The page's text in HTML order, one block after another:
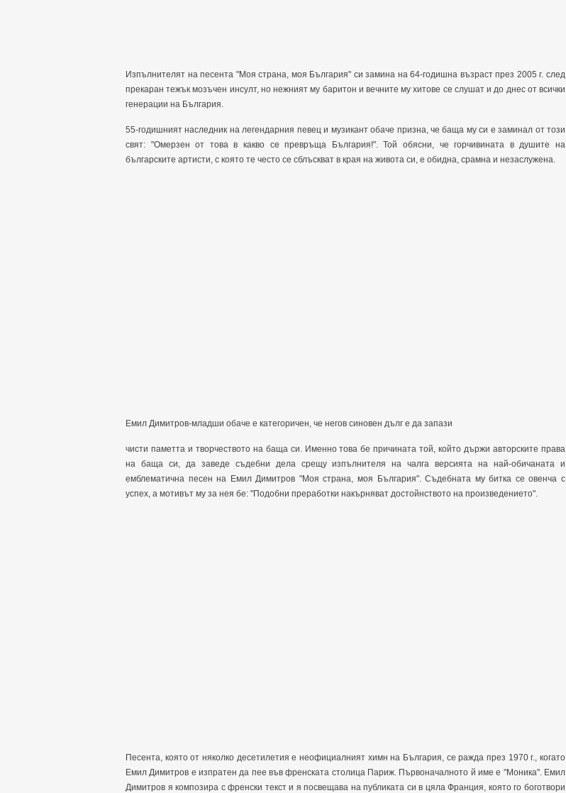
Изпълнителят на песента "Моя страна, моя България" си замина на 64-годишна възраст през 2005 г. след
прекаран тежък мозъчен инсулт, но нежният му баритон и вечните му хитове се слушат и до днес от всички
генерации на България.
55-годишният наследник на легендарния певец и музикант обаче призна, че баща му си е заминал от този
свят: "Омерзен от това в какво се превръща България!". Той обясни, че горчивината в душите на
българските артисти, с която те често се сблъскват в края на живота си, е обидна, срамна и незаслужена.
Емил Димитров-младши обаче е категоричен, че негов синовен дълг е да запази
чисти паметта и творчеството на баща си. Именно това бе причината той, който държи авторските права
на баща си, да заведе съдебни дела срещу изпълнителя на чалга версията на най-обичаната и
емблематична песен на Емил Димитров "Моя страна, моя България". Съдебната му битка се овенча с
успех, а мотивът му за нея бе: "Подобни преработки накърняват достойнството на произведението".
Песента, която от няколко десетилетия е неофициалният химн на България, се ражда през 1970 г., когато
Емил Димитров е изпратен да пее във френската столица Париж. Първоначалното й име е "Моника". Емил
Димитров я композира с френски текст и я посвещава на публиката си в цяла Франция, която го боготвори